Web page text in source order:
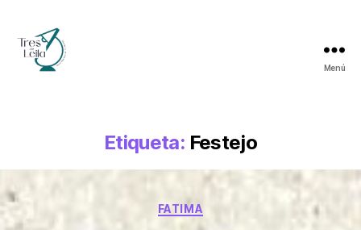
Menú
Etiqueta: Festejo
Categorías
FATIMA